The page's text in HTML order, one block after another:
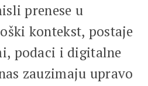
prenese u
kontekst, postaje
podaci i digitalne
zauzimaju upravo